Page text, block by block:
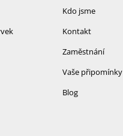
Kdo jsme
Kontakt
Zaměstnání
Vaše připomínky
Blog